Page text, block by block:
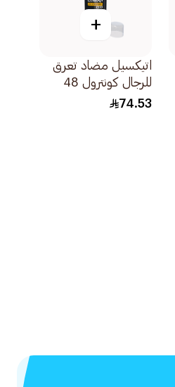
+
اتيكسيل مضاد تعرق
للرجال كونترول 48
ساعة 150مل
74.53